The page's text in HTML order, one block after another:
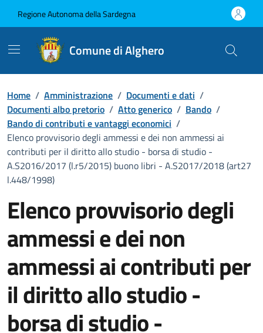
Regione Autonoma della Sardegna
Comune di Alghero
Home / Amministrazione / Documenti e dati /
Documenti albo pretorio / Atto generico / Bando /
Bando di contributi e vantaggi economici /
Elenco provvisorio degli ammessi e dei non ammessi ai
contributi per il diritto allo studio - borsa di studio -
A.S2016/2017 (l.r5/2015) buono libri - A.S2017/2018 (art27
l.448/1998)
Elenco provvisorio degli
ammessi e dei non
ammessi ai contributi per
il diritto allo studio -
borsa di studio -